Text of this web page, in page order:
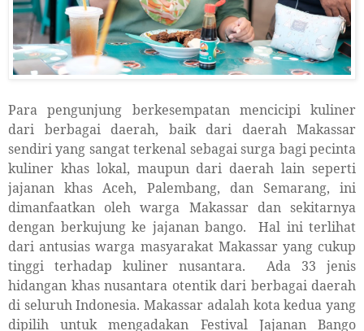
Para pengunjung berkesempatan mencicipi kuliner
dari berbagai daerah, baik dari daerah Makassar
sendiriyang sangat terkenal sebagai surga bagi pecinta
kuliner khas lokal, maupun dari daerah lain seperti
jajanan khas Aceh, Palembang, dan Semarang, ini
dimanfaatkan oleh warga Makassar dan sekitarnya
dengan berkujung ke jajanan bango.
Hal ini terlihat
dariantusias warga masyarakat Makassar yang cukup
tinggi terhadap kuliner nusantara.
Ada 33 jenis
hidangan khas nusantara otentik dari berbagai daerah
di seluruh Indonesia.Makassar adalah kota kedua yang
dipilih untuk mengadakan Festival Jajanan Bango